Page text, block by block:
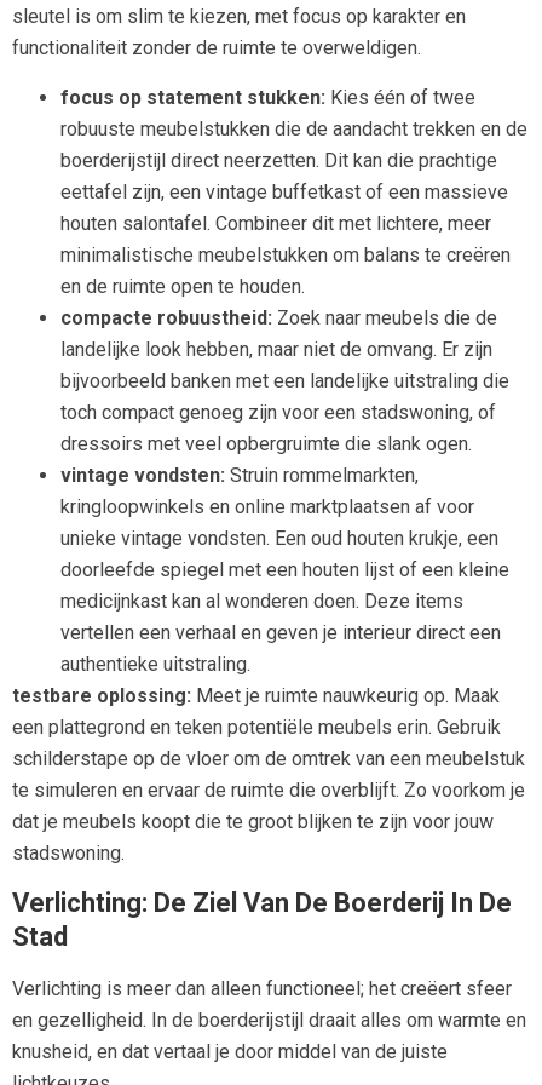
sleutel is om slim te kiezen, met focus op karakter en
functionaliteit zonder de ruimte te overweldigen.
focus op statement stukken: Kies één of twee
robuuste meubelstukken die de aandacht trekken en de
boerderijstijl direct neerzetten. Dit kan die prachtige
eettafel zijn, een vintage buffetkast of een massieve
houten salontafel. Combineer dit met lichtere, meer
minimalistische meubelstukken om balans te creëren
en de ruimte open te houden.
compacte robuustheid: Zoek naar meubels die de
landelijke look hebben, maar niet de omvang. Er zijn
bijvoorbeeld banken met een landelijke uitstraling die
toch compact genoeg zijn voor een stadswoning, of
dressoirs met veel opbergruimte die slank ogen.
vintage vondsten: Struin rommelmarkten,
kringloopwinkels en online marktplaatsen af voor
unieke vintage vondsten. Een oud houten krukje, een
doorleefde spiegel met een houten lijst of een kleine
medicijnkast kan al wonderen doen. Deze items
vertellen een verhaal en geven je interieur direct een
authentieke uitstraling.
testbare oplossing: Meet je ruimte nauwkeurig op. Maak
een plattegrond en teken potentiële meubels erin. Gebruik
schilderstape op de vloer om de omtrek van een meubelstuk
te simuleren en ervaar de ruimte die overblijft. Zo voorkom je
dat je meubels koopt die te groot blijken te zijn voor jouw
stadswoning.
Verlichting: De Ziel Van De Boerderij In De
Stad
Verlichting is meer dan alleen functioneel; het creëert sfeer
en gezelligheid. In de boerderijstijl draait alles om warmte en
knusheid, en dat vertaal je door middel van de juiste